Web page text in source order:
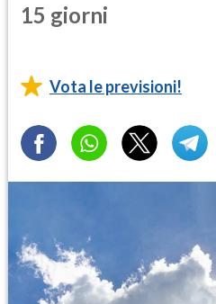
15 giorni
Vota le previsioni!